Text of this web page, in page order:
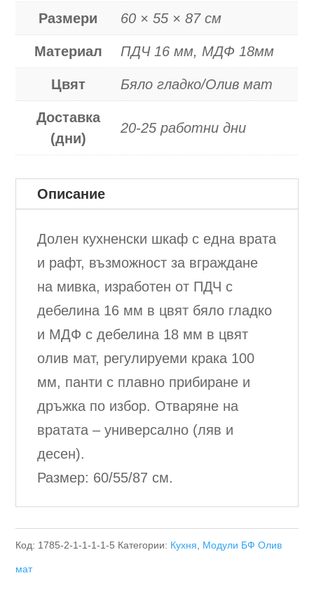
Размери 60 × 55 × 87 см
Материал ПДЧ 16 мм, МДФ 18мм
Цвят Бяло гладко/Олив мат
Доставка
(дни)
20-25 работни дни
Описание
Долен кухненски шкаф с една врата
и рафт, възможност за вграждане
на мивка, изработен от ПДЧ с
дебелина 16 мм в цвят бяло гладко
и МДФ с дебелина 18 мм в цвят
олив мат, регулируеми крака 100
мм, панти с плавно прибиране и
дръжка по избор. Отваряне на
вратата – универсално (ляв и
десен).
Размер: 60/55/87 см.
Код: 1785-2-1-1-1-1-5 Категории: Кухня Модули БФ Олив
мат